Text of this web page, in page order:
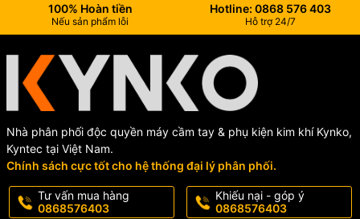
100% Hoàn tiền
Nếu sản phẩm lỗi
Hotline: 0868 576 403
Hỗ trợ 24/7
Nhà phân phối độc quyền máy cầm tay & phụ kiện kim khí Kynko,
Kyntec tại Việt Nam.
Chính sách cực tốt cho hệ thống đại lý phân phối.
Tư vấn mua hàng
0868576403
Khiếu nại - góp ý
0868576403